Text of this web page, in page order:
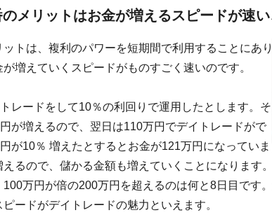
メリットはお金が増えるスピードが速い
トは、複利のパワーを短期間で利用することにあり
増えていくスピードがものすごく速いのです。
レードをして10％の利回りで運用したとします。そ
が増えるので、翌日は110万円でデイトレードがで
が10％ 増えたとするとお金が121万円になっていま
るので、儲かる金額も増えていくことになります。
万円が倍の200万円を超えるのは何と8日目です
ードがデイトレードの魅力といえます。